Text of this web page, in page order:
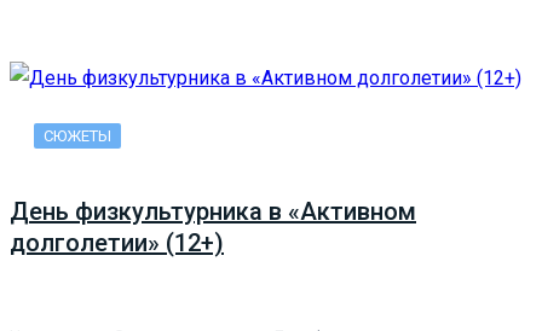
СЮЖЕТЫ
День физкультурника в «Активном
долголетии» (12+)